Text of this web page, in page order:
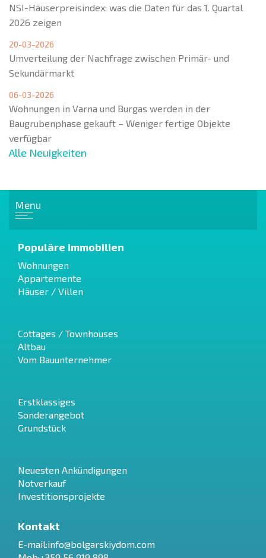
NSI-Häuserpreisindex: was die Daten für das 1. Quartal
2026 zeigen
20-03-2026
Umverteilung der Nachfrage zwischen Primär- und
Sekundärmarkt
06-03-2026
Wohnungen in Varna und Burgas werden in der
Baugrubenphase gekauft – Weniger fertige Objekte
verfügbar
Alle Neuigkeiten
Menu
Populäre Immobilien
Wohnungen
Appartemente
Häuser / Villen
Cottages / Townhouses
Altbau
Vom Bauunternehmer
Erstklassiges
Sonderangebot
Grundstück
Neuesten Ankündigungen
Notverkauf
Investitionsprojekte
Kontakt
E-mail:info@bolgarskiydom.com